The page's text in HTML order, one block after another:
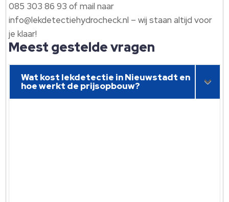
085 303 86 93 of mail naar
info@lekdetectiehydrocheck.nl – wij staan altijd voor
je klaar!
Meest gestelde vragen
Wat kost lekdetectie in Nieuwstadt en
hoe werkt de prijsopbouw?